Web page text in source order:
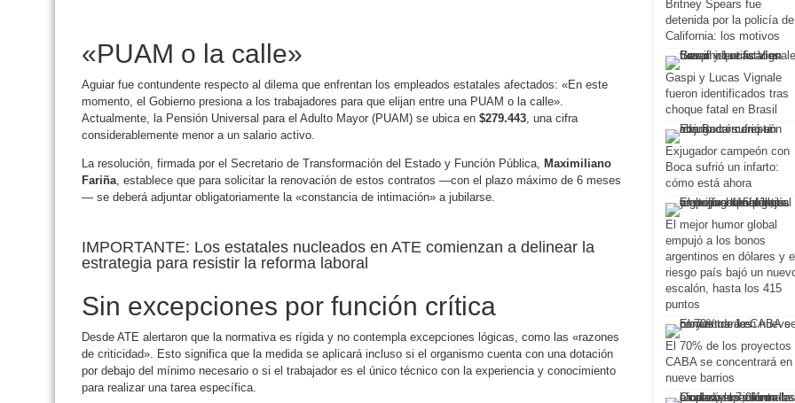
«PUAM o la calle»
Aguiar fue contundente respecto al dilema que enfrentan los empleados estatales afectados: «En este
momento, el Gobierno presiona a los trabajadores para que elijan entre una PUAM o la calle».
Actualmente, la Pensión Universal para el Adulto Mayor (PUAM) se ubica en $279.443, una cifra
considerablemente menor a un salario activo.
La resolución, firmada por el Secretario de Transformación del Estado y Función Pública, Maximiliano
Fariña, establece que para solicitar la renovación de estos contratos —con el plazo máximo de 6 meses
— se deberá adjuntar obligatoriamente la «constancia de intimación» a jubilarse.
IMPORTANTE: Los estatales nucleados en ATE comienzan a delinear la
estrategia para resistir la reforma laboral
Sin excepciones por función crítica
Desde ATE alertaron que la normativa es rígida y no contempla excepciones lógicas, como las «razones
de criticidad». Esto significa que la medida se aplicará incluso si el organismo cuenta con una dotación
por debajo del mínimo necesario o si el trabajador es el único técnico con la experiencia y conocimiento
para realizar una tarea específica.
Britney Spears fue
detenida por la policía de
California: los motivos
Gaspi y Lucas Vignale
fueron identificados tras
choque fatal en Brasil
Exjugador campeón con
Boca sufrió un infarto:
cómo está ahora
El mejor humor global
empujó a los bonos
argentinos en dólares y
riesgo país bajó un
escalón, hasta los 415
puntos
El 70% de los proyectos
CABA se concentrará en
nueve barrios